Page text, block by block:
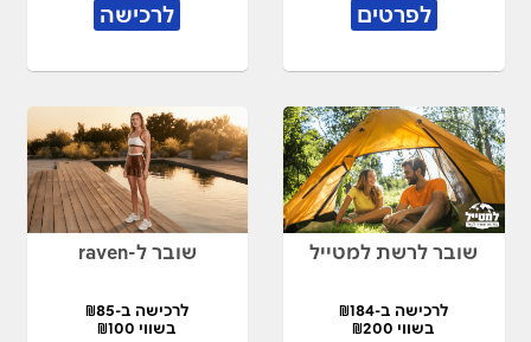
לפרטים לרכישה
שובר לרשת למטייל
לרכישה ב-₪184
בשווי ₪200
שובר ל-raven
לרכישה ב-₪85
בשווי ₪100